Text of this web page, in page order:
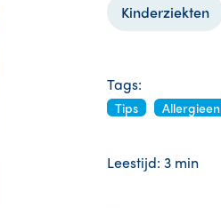
Kinderziekten
Tags:
Tips Allergieen
Leestijd: 3 min